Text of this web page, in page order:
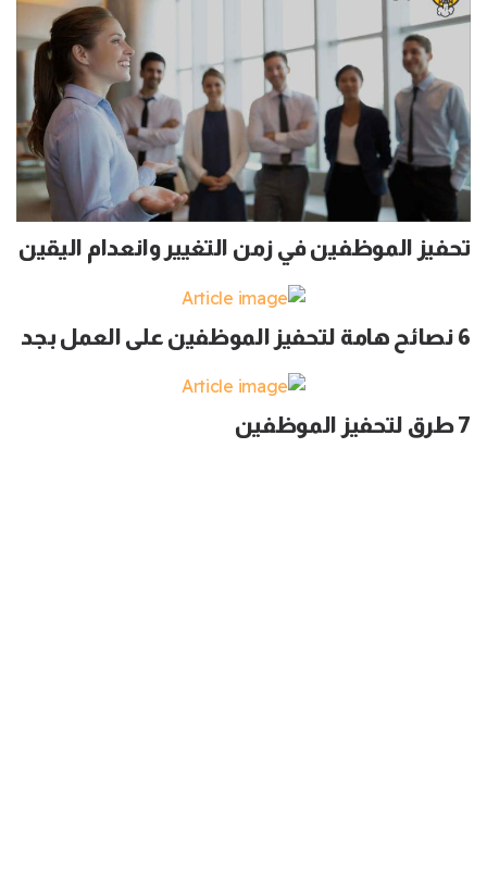
تحفيز الموظفين في زمن التغيير وانعدام اليقين
6 نصائح هامة لتحفيز الموظفين على العمل بجد
7 طرق لتحفيز الموظفين